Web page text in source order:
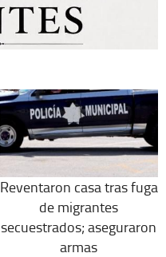
Reventaron casa tras fuga
de migrantes
secuestrados; aseguraron
armas